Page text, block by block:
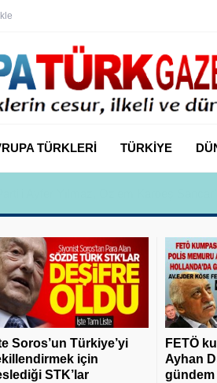
TÜRKLERİ TÜRKİYE
Soros’un Türkiye’yi
için
STK’lar
FETÖ
Ayhan